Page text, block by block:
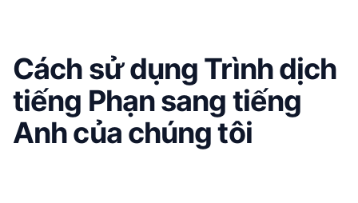
Cách sử dụng Trình dịch
tiếng Phạn sang tiếng
Anh của chúng tôi